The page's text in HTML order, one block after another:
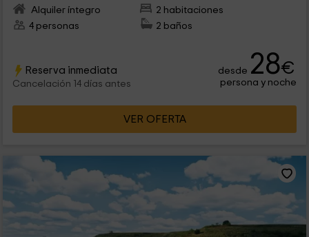
Alquiler íntegro
2 habitaciones
4 personas
2 baños
Reserva inmediata
Cancelación 14 días antes
desde 28€
persona y noche
VER OFERTA